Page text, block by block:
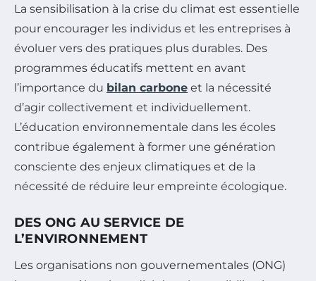
La sensibilisation à la crise du climat est essentielle
pour encourager les individus et les entreprises à
évoluer vers des pratiques plus durables. Des
programmes éducatifs mettent en avant
l’importance du bilan carbone et la nécessité
d’agir collectivement et individuellement.
L’éducation environnementale dans les écoles
contribue également à former une génération
consciente des enjeux climatiques et de la
nécessité de réduire leur empreinte écologique.
DES ONG AU SERVICE DE
L’ENVIRONNEMENT
Les organisations non gouvernementales (ONG)